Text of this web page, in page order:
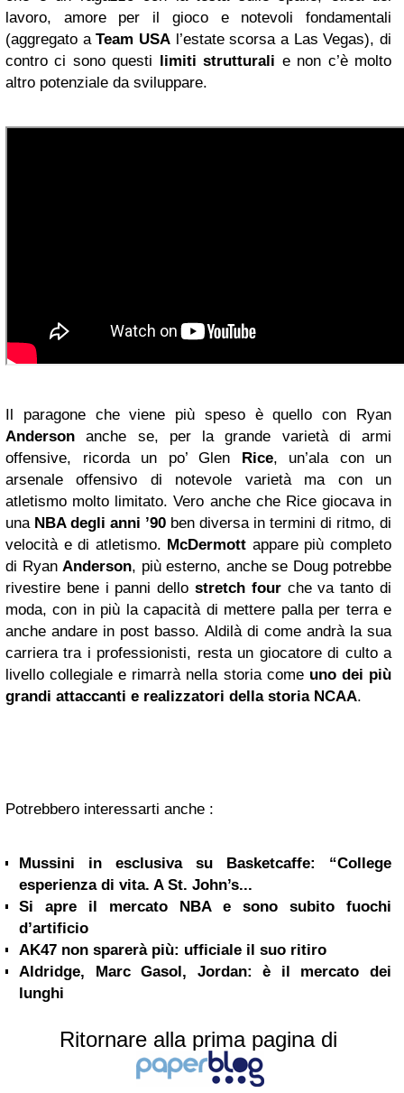
lavoro, amore per il gioco e notevoli fondamentali
(aggregato aTeam USA l’estate scorsa a Las Vegas), di
contro ci sono questi limiti strutturali e non c’è molto
altro potenziale da sviluppare.
Il paragone che viene più speso è quello con Ryan
Anderson anche se, per la grande varietà di armi
offensive, ricorda un po’ Glen Rice, un’ala con un
arsenale offensivo di notevole varietà ma con un
atletismo molto limitato. Vero anche che Rice giocava in
una NBAdegli anni ’90 ben diversa in termini di ritmo, di
velocità e di atletismo. McDermott appare più completo
di Ryan Anderson, più esterno, anche se Doug potrebbe
rivestire bene i panni dello stretch fourche va tanto di
moda, con in più la capacità di mettere palla per terra e
anche andare in post basso. Aldilà di come andrà la sua
carriera tra i professionisti, resta un giocatore di culto a
livello collegiale e rimarrà nella storia come uno dei più
grandi attaccanti e realizzatori della storia NCAA.
Potrebbero interessarti anche :
Mussini in esclusiva su Basketcaffe: “College
esperienza di vita. A St. John’s...
Si apre il mercato NBA e sono subito fuochi
d’artificio
AK47 non sparerà più: ufficiale il suo ritiro
Aldridge, Marc Gasol, Jordan: è il mercato dei
lunghi
Ritornare alla prima pagina di